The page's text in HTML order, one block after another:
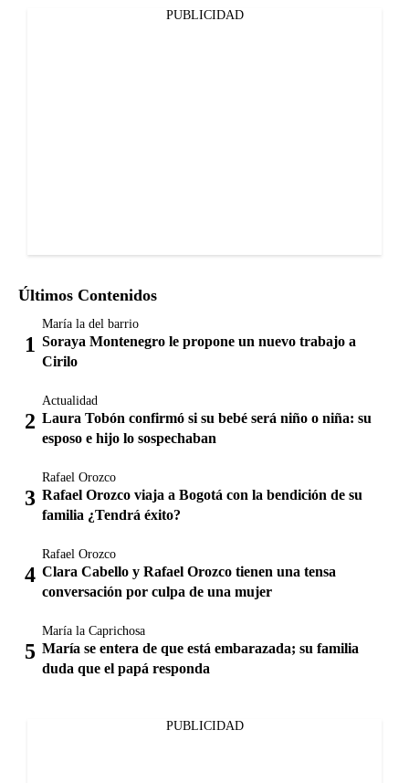
PUBLICIDAD
Últimos Contenidos
María la del barrio
Soraya Montenegro le propone un nuevo trabajo a
Cirilo
Actualidad
Laura Tobón confirmó si su bebé será niño o niña: su
esposo e hijo lo sospechaban
Rafael Orozco
Rafael Orozco viaja a Bogotá con la bendición de su
familia ¿Tendrá éxito?
Rafael Orozco
Clara Cabello y Rafael Orozco tienen una tensa
conversación por culpa de una mujer
María la Caprichosa
María se entera de que está embarazada; su familia
duda que el papá responda
PUBLICIDAD